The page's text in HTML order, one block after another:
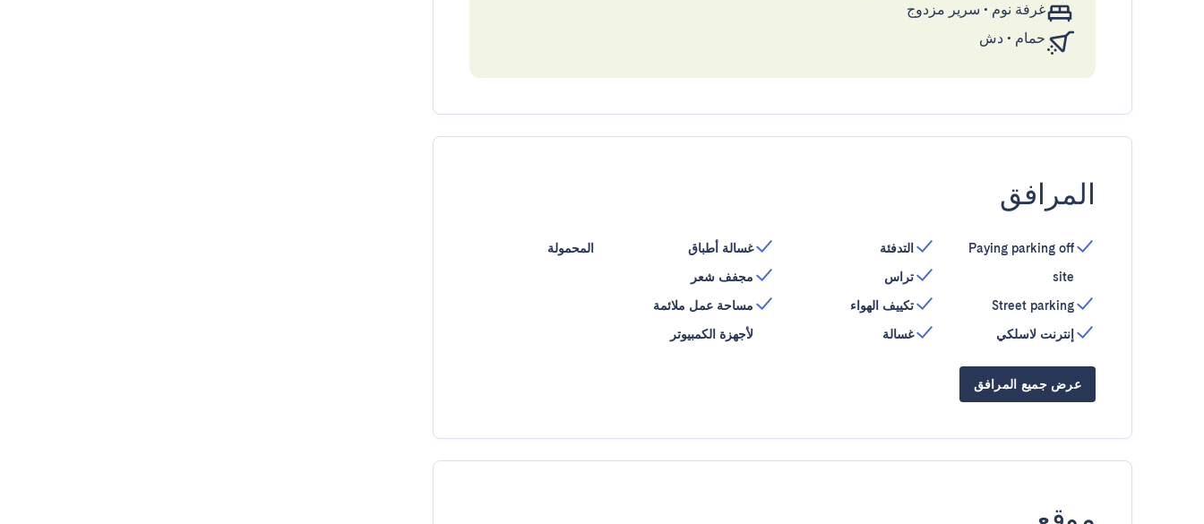
غرفة نوم • سرير مزدوج
حمام • دش
المرافق
Paying parking off
site
Street parking
إنترنت لاسلكي
التدفئة
تراس
تكييف الهواء
غسالة
غسالة أطباق
مجفف شعر
مساحة عمل ملائمة
لأجهزة الكمبيوتر
المحمولة
عرض جميع المرافق